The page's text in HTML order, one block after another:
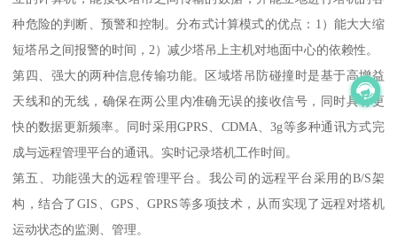
种危险的判断、预警和控制。分布式计算模式的优点：1）能大大缩
短塔吊之间报警的时间，2）减少塔吊上主机对地面中心的依赖性。
第四、强大的两种信息传输功能。区域塔吊防碰撞时是基于高增益
天线和的无线，确保在两公里内准确无误的接收信号，同时具有更
快的数据更新频率。同时采用GPRS、CDMA、3g等多种通讯方式完
成与远程管理平台的通讯。实时记录塔机工作时间。
第五、功能强大的远程管理平台。我公司的远程平台采用的B/S架
构，结合了GIS、GPS、GPRS等多项技术，从而实现了远程对塔机
运动状态的监测、管理。